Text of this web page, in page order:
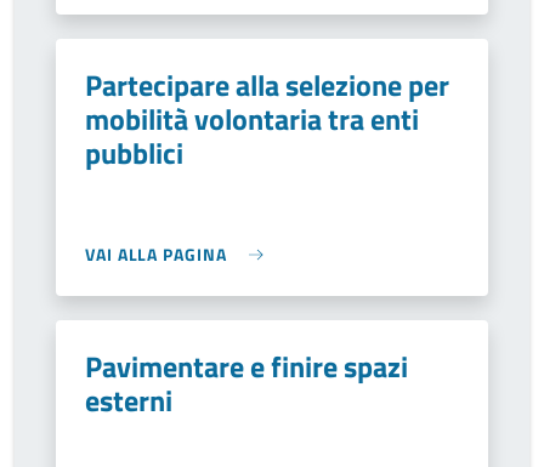
Partecipare alla selezione per
mobilità volontaria tra enti
pubblici
VAI ALLA PAGINA
Pavimentare e finire spazi
esterni